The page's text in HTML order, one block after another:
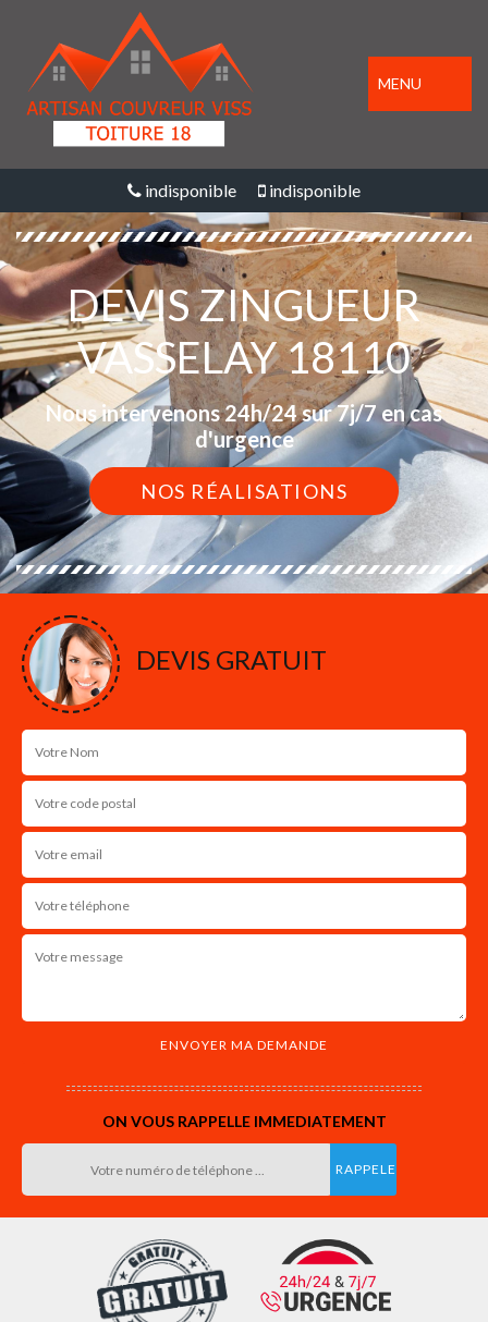
MENU
indisponible indisponible
DEVIS ZINGUEUR
VASSELAY 18110
Nous intervenons 24h/24 sur 7j/7 en cas
d'urgence
NOS RÉALISATIONS
DEVIS GRATUIT
ON VOUS RAPPELLE IMMEDIATEMENT